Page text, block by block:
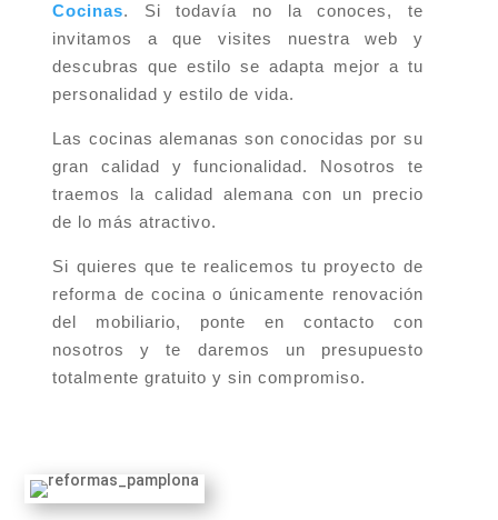
Cocinas. Si todavía no la conoces, te
invitamos a que visites nuestra web y
descubras que estilo se adapta mejor a tu
personalidad y estilo de vida.
Las cocinas alemanas son conocidas por su
gran calidad y funcionalidad. Nosotros te
traemos la calidad alemana con un precio
de lo más atractivo.
Si quieres que te realicemos tu proyecto de
reforma de cocina o únicamente renovación
del mobiliario, ponte en contacto con
nosotros y te daremos un presupuesto
totalmente gratuito y sin compromiso.